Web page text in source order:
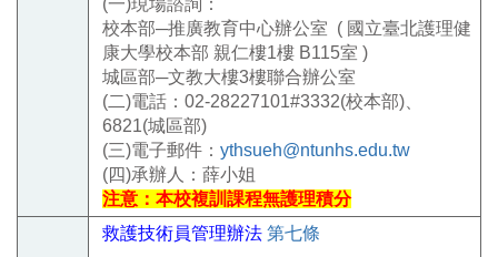
校本部─推廣教育中心辦公室 ( 國立臺北護理健
康大學校本部 親仁樓1樓 B115室 )
城區部─文教大樓3樓聯合辦公室
(二)電話：02-28227101#3332(校本部)、
6821(城區部)
(三)電子郵件： ythsueh@ntunhs.edu.tw
(四)承辦人：薛小姐
注意：本校複訓課程無護理積分
救護技術員管理辦法 第七條